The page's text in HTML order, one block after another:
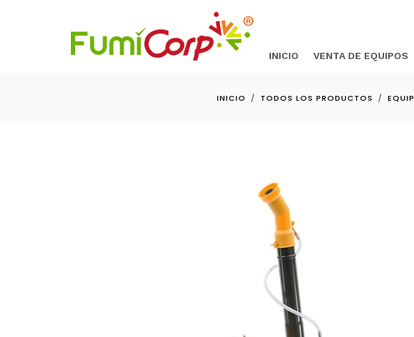
INICIO VENTA DE EQUIPOS
INICIO TODOS LOS PRODUCTOS